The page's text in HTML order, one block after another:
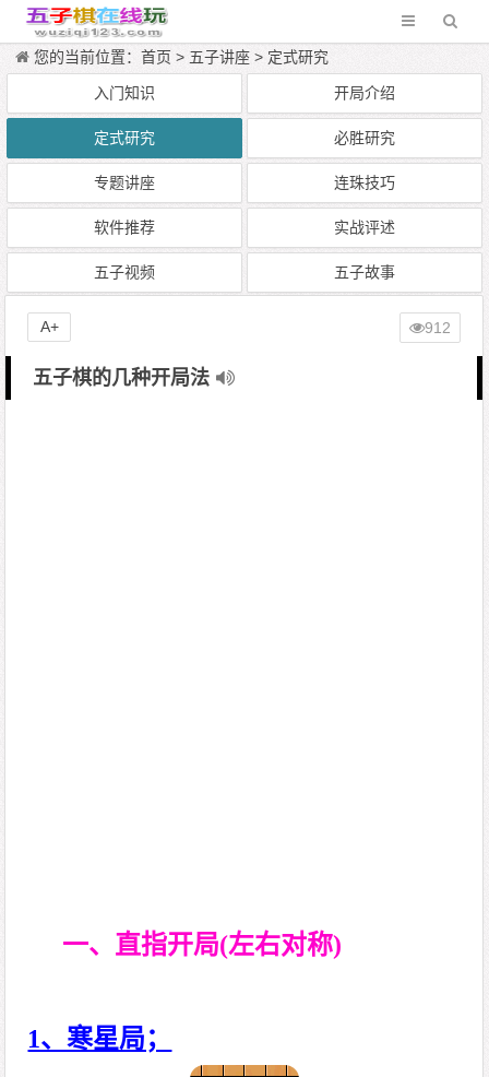
您的当前位置：首页 > 五子讲座 > 定式研究
入门知识 开局介绍
定式研究 必胜研究
专题讲座 连珠技巧
软件推荐 实战评述
五子视频 五子故事
五子棋的几种开局法
一、直指开局(左右对称)
1、寒星局；
912
A+